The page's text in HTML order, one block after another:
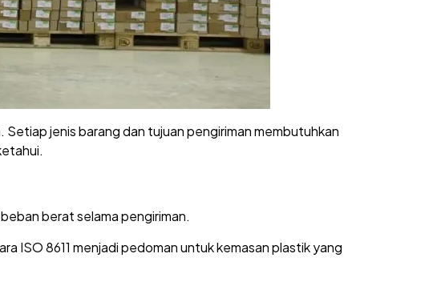
jenis barang dan tujuan pengiriman membutuhkan
berat selama pengiriman.
ISO 8611 menjadi pedoman untuk kemasan plastik yang